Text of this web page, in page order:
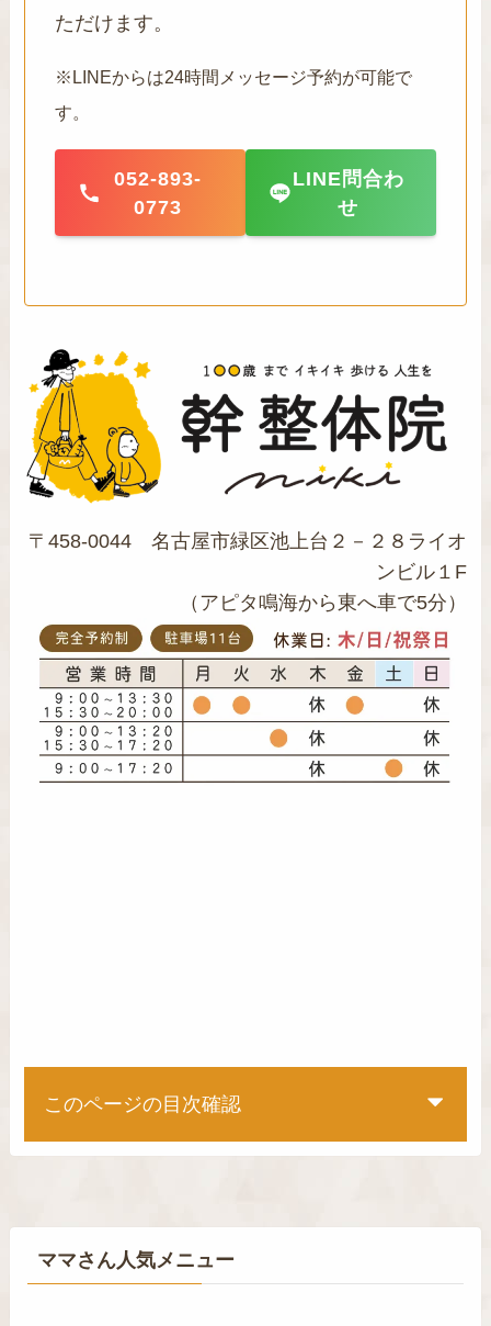
ただけます。
※LINEからは24時間メッセージ予約が可能で
す。
052-893-
0773
LINE問合わ
せ
〒458-0044 名古屋市緑区池上台２－２８ライオ
ンビル１F
（アピタ鳴海から東へ車で5分）
このページの目次確認
ママさん人気メニュー